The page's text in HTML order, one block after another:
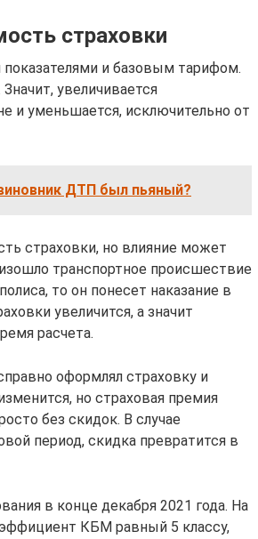
страховки
показателями и базовым тарифом.
увеличивается
и уменьшается, исключительно от
ДТП был пьяный?
страховки, но влияние может
транспортное происшествие
то он понесет наказание в
увеличится, а значит
расчета.
оформлял страховку и
но страховая премия
без скидок. В случае
период, скидка превратится в
в конце декабря 2021 года. На
КБМ равный 5 классу,